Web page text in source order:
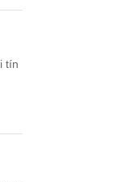
tín